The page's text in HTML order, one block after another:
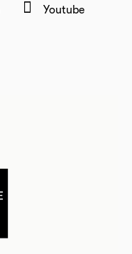
Youtube